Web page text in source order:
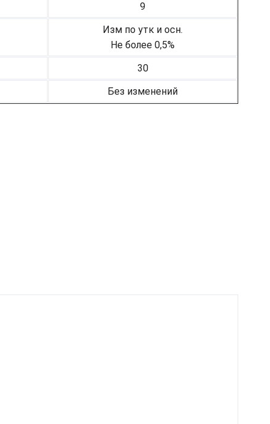
9
Изм по утк и осн.
Не более 0,5%
30
Без изменений